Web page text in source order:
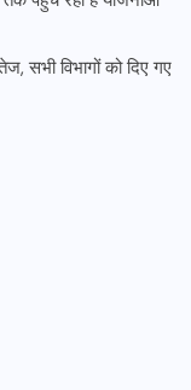
सभी विभागों को दिए गए